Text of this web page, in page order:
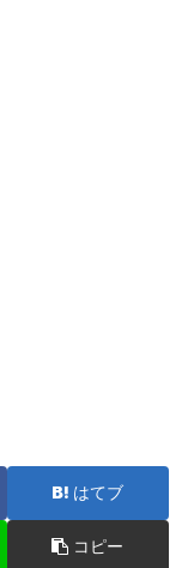
はてブ
コピー